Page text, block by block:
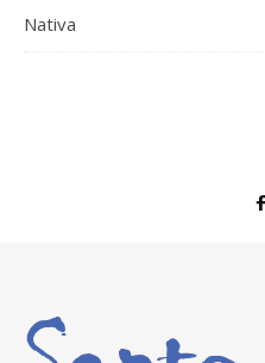
Nativa